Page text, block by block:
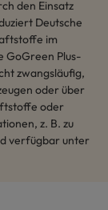
den Einsatz
Deutsche
im
GoGreen Plus-
zwangsläufig,
oder über
oder
z. B. zu
verfügbar unter